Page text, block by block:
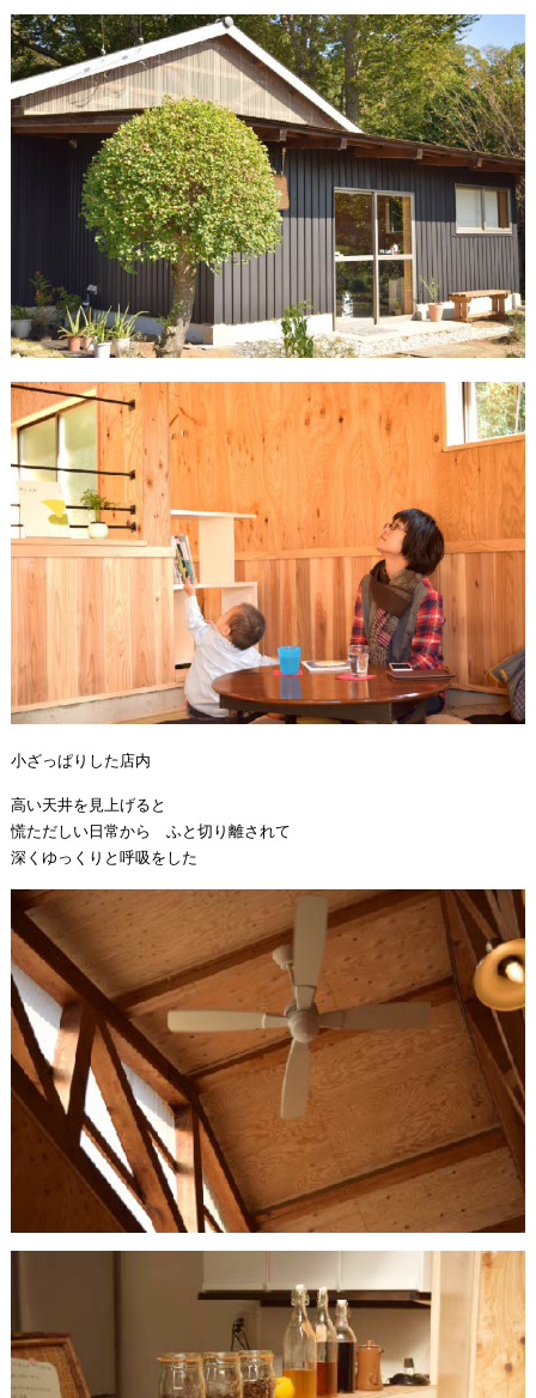
小ざっぱりした店内
高い天井を見上げると
慌ただしい日常から ふと切り離されて
深くゆっくりと呼吸をした